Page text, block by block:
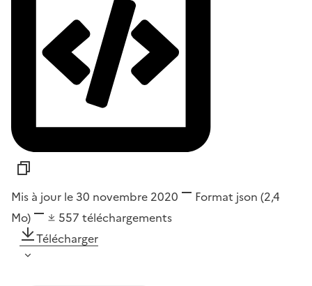
Mis à jour le 30 novembre 2020 Format json (2,4
Mo)
557 téléchargements
Télécharger